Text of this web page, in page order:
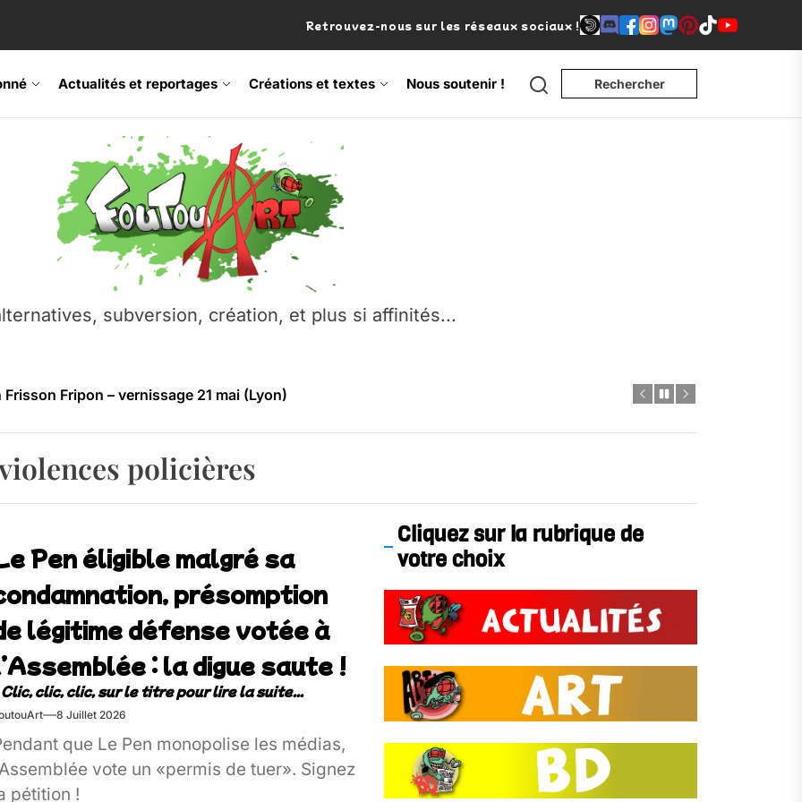
Retrouvez-nous sur les réseaux sociaux !
Actualités et reportages Créations et textes Nous soutenir ! Search Rechercher
subversion, création, et plus si affinités...
Frisson Fripon – vernissage 21 mai (Lyon)
Festival – Samedi 18 juillet (Vaulx-en-Velin)
– Ŝtono, un livre réalisé par Michaël Moretti & Pierre Lacôte
contre l’A412 à l’Établi (Haute-Savoie)
Fripon – vernissage 21 mai (Lyon)
Festival – Samedi 18 juillet (Vaulx-en-Velin)
policières
Pen éligible malgré sa
présomption
légitime défense votée à
: la digue saute !
8 Juillet 2026
que Le Pen monopolise les médias,
vote un «permis de tuer». Signez
pétition !
Cliquez sur la rubrique de
votre choix